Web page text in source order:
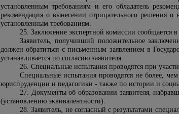
установленным требованиям и его обладатель
рекомендация о вынесении отрицательного решения о
установленным требованиям.
25. Заключение экспертной комиссии сообщается
Заявитель, получивший положительное
должен обратиться с письменным заявлением в
устанавливается по согласию заявителя.
26. Специальные испытания проводятся при
Специальные испытания проводятся не более,
юриспруденции и педагогики - также по истории и
27. Документы об образовании заявителя,
(установлению эквивалентности).
28. Заявитель, не согласный с результатами